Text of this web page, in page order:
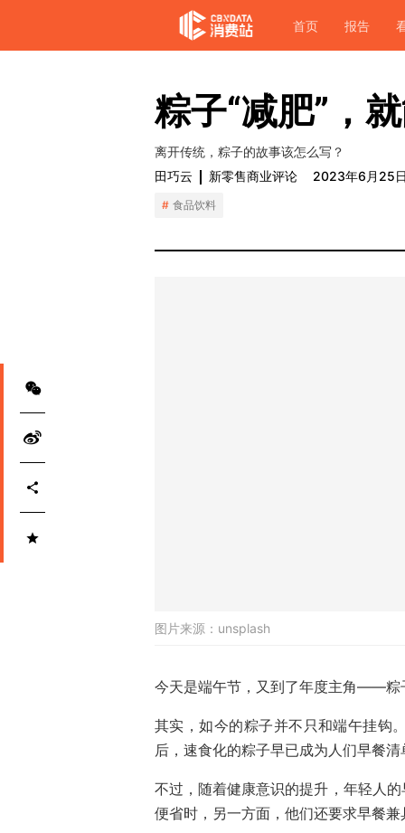
首页 报告
粽子“减肥”，
离开传统，粽子的故事该怎么写？
田巧云
新零售商业评论 2023年6月25
食品饮料
图片来源： unsplash
今天是端午节，又到了年度主角——粽
其实，如今的粽子并不只和端午挂钩
后，速食化的粽子早已成为人们早餐
不过，随着健康意识的提升，年轻人
便省时，另一方面，他们还要求早餐